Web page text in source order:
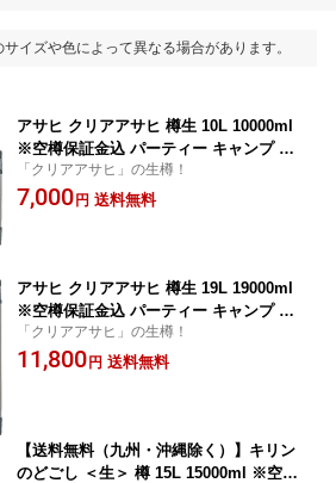
イズや色によって異なる場合があります。
アサヒ クリアアサヒ 樽生 10L 10000ml
※空樽保証金込 パーティー キャンプ バ
ーベキュー BBQ ※九州・沖縄お届けは
別途送料がかかります
「クリアアサヒ」の生樽！
7,000 円 送料無料
アサヒ クリアアサヒ 樽生 19L 19000ml
※空樽保証金込 パーティー キャンプ バ
ーベキュー BBQ ※九州・沖縄お届けは
別途送料がかかります
「クリアアサヒ」の生樽！
11,800 円 送料無料
【送料無料（九州・沖縄除く）】キリン
のどごし ＜生＞ 樽 15L 15000ml ※空樽